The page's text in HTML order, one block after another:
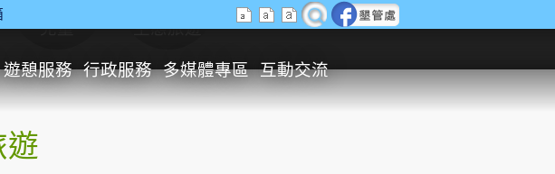
遊憩服務 行政服務 多媒體專區 互動交流
兒童 生態旅遊
遊